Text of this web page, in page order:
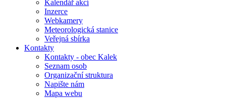
Kalendář akcí
Inzerce
Webkamery
Meteorologická stanice
Veřejná sbírka
Kontakty
Kontakty - obec Kalek
Seznam osob
Organizační struktura
Napište nám
Mapa webu